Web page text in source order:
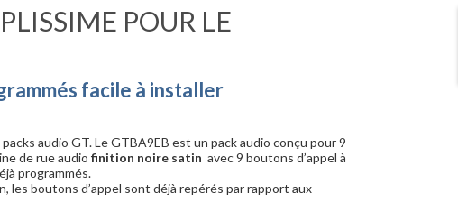
POUR LE
facile à installer
audio GT. Le GTBA9EB est un pack audio conçu pour 9
de rue audio finition noire satin avec 9 boutons d’appel à
programmés.
les boutons d’appel sont déjà repérés par rapport aux